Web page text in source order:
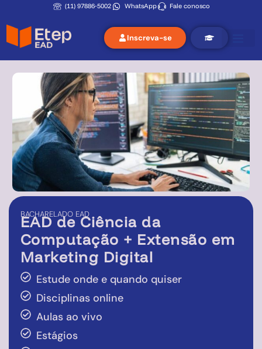
(11) 97886‑5002 WhatsApp Fale conosco
Inscreva-se
BACHARELADOEAD
EAD deCiência da
Computação + Extensão em
Marketing Digital
Estude onde e quando quiser
Disciplinas online
Aulas ao vivo
Estágios